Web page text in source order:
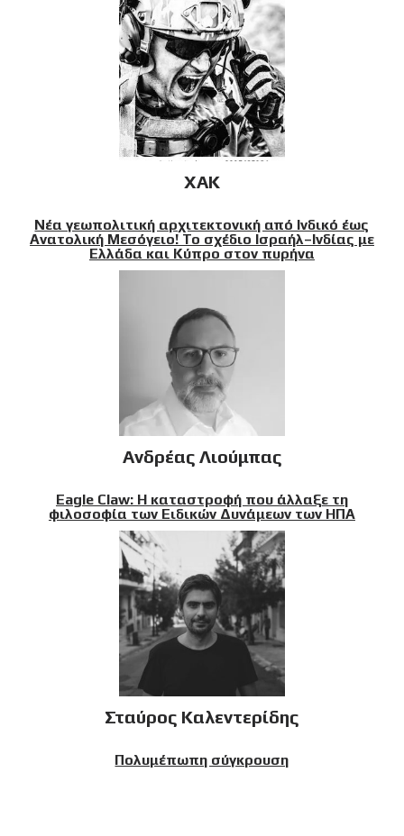
XAK
Νέα γεωπολιτική αρχιτεκτονική από Ινδικό έως
Ανατολική Μεσόγειο! Το σχέδιο Ισραήλ–Ινδίας με
Ελλάδα και Κύπρο στον πυρήνα
Ανδρέας Λιούμπας
Eagle Claw: Η καταστροφή που άλλαξε τη
φιλοσοφία των Ειδικών Δυνάμεων των ΗΠΑ
Σταύρος Καλεντερίδης
Πολυμέπωπη σύγκρουση